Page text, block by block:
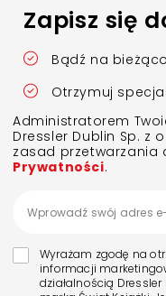
Zapisz się
Bądź na
Otrzymuj
Administratorem
Dressler Dublin Sp. z
zasad przetwarzania
Prywatności.
Wyrażam zgodę na
informacji
działalnością